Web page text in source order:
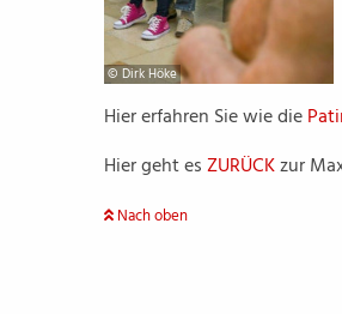
© Dirk Höke
Hier erfahren Sie wie die
Hier geht esZURÜCKzur
Nach oben